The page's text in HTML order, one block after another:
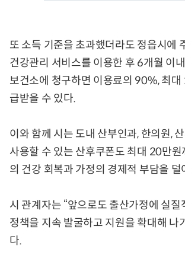
또 소득 기준을 초과했더라도 정읍시에
건강관리 서비스를 이용한 후 6개월 이
보건소에 청구하면 이용료의 90%, 최
급받을 수 있다.
이와 함께 시는 도내 산부인과, 한의원,
사용할 수 있는 산후쿠폰도 최대 20만원
의 건강 회복과 가정의 경제적 부담을 덜
시 관계자는 “앞으로도 출산가정에 실질
정책을 지속 발굴하고 지원을 확대해 나
다.